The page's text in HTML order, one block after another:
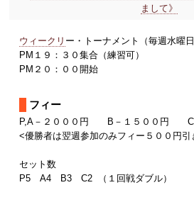
まして》
ウィークリ ー・トーナメント（毎週水曜日
PM１９：３０集合（練習可）
PM２０：００開始
フィー
P,A－２０００円 B－１５００円 C
<優勝者は翌週参加のみフィー５００円引
セット数
P5 A4 B3 C2 （１回戦ダブル）